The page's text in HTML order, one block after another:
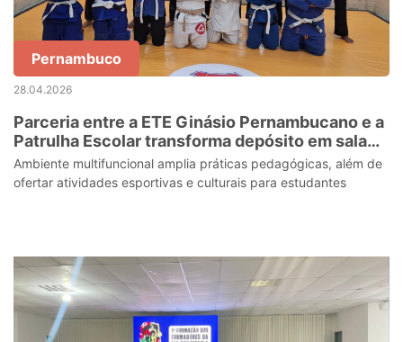
Pernambuco
28.04.2026
Parceria entre a ETE Ginásio Pernambucano e a
Patrulha Escolar transforma depósito em sala
de Corporeidades
Ambiente multifuncional amplia práticas pedagógicas, além de
ofertar atividades esportivas e culturais para estudantes